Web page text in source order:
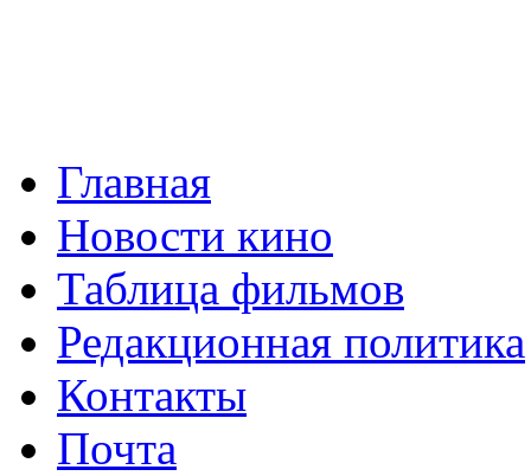
Главная
Новости кино
Таблица фильмов
Редакционная политика
Контакты
Почта